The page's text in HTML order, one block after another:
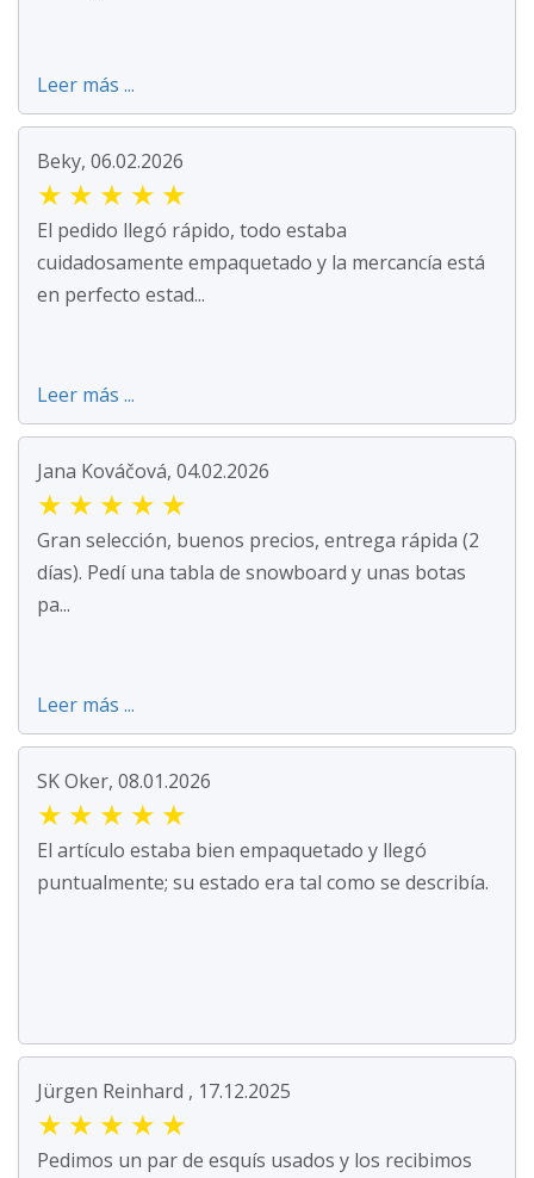
Leer más ...
Beky, 06.02.2026
★ ★ ★ ★ ★
El pedido llegó rápido, todo estaba
cuidadosamente empaquetado y la mercancía está
en perfecto estad...
Leer más ...
Jana Kováčová, 04.02.2026
★ ★ ★ ★ ★
Gran selección, buenos precios, entrega rápida (2
días). Pedí una tabla de snowboard y unas botas
pa...
Leer más ...
SK Oker, 08.01.2026
★ ★ ★ ★ ★
El artículo estaba bien empaquetado y llegó
puntualmente; su estado era tal como se describía.
Jürgen Reinhard , 17.12.2025
★ ★ ★ ★ ★
Pedimos un par de esquís usados y los recibimos